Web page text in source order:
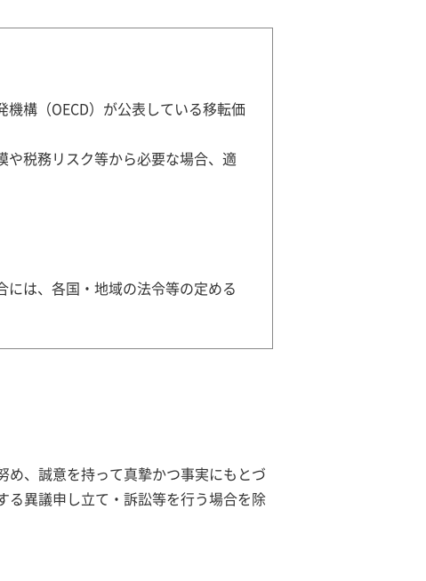
構（OECD）が公表している移転価
税務リスク等から必要な場合、適
は、各国・地域の法令等の定める
、誠意を持って真摯かつ事実にもとづ
る異議申し立て・訴訟等を行う場合を除